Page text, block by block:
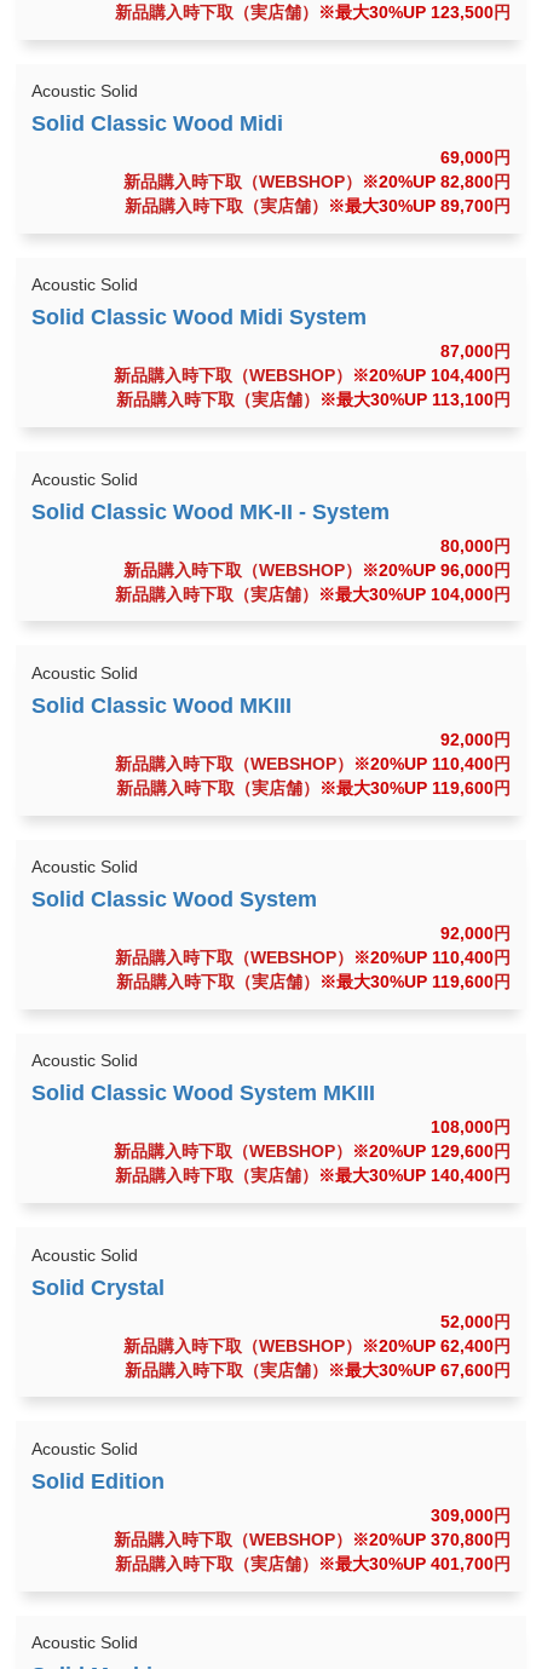
新品購入時下取（実店舗）
※最大30%UP 123,500円
Acoustic Solid
69,000円
新品購入時下取（WEBSHOP）
※20%UP 82,800円
新品購入時下取（実店舗）
※最大30%UP 89,700円
Acoustic Solid
87,000円
新品購入時下取（WEBSHOP）
※20%UP 104,400円
新品購入時下取（実店舗）
※最大30%UP 113,100円
Acoustic Solid
80,000円
新品購入時下取（WEBSHOP）
※20%UP 96,000円
新品購入時下取（実店舗）
※最大30%UP 104,000円
Acoustic Solid
92,000円
新品購入時下取（WEBSHOP）
※20%UP 110,400円
新品購入時下取（実店舗）
※最大30%UP 119,600円
Acoustic Solid
92,000円
新品購入時下取（WEBSHOP）
※20%UP 110,400円
新品購入時下取（実店舗）
※最大30%UP 119,600円
Acoustic Solid
108,000円
新品購入時下取（WEBSHOP）
※20%UP 129,600円
新品購入時下取（実店舗）
※最大30%UP 140,400円
Acoustic Solid
52,000円
新品購入時下取（WEBSHOP）
※20%UP 62,400円
新品購入時下取（実店舗）
※最大30%UP 67,600円
Acoustic Solid
309,000円
新品購入時下取（WEBSHOP）
※20%UP 370,800円
新品購入時下取（実店舗）
※最大30%UP 401,700円
Acoustic Solid